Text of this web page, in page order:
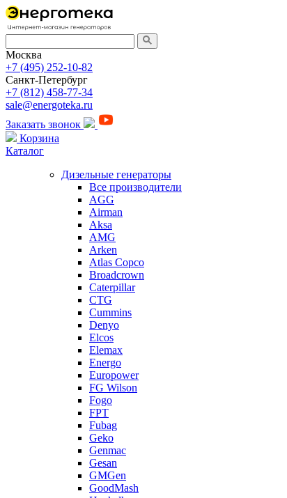
Москва
+7 (495) 252-10-82
Санкт-Петербург
+7 (812) 458-77-34
sale@energoteka.ru
Заказать звонок
Корзина
Каталог
Дизельные генераторы
Все производители
AGG
Airman
Aksa
AMG
Arken
Atlas Copco
Broadcrown
Caterpillar
CTG
Cummins
Denyo
Elcos
Elemax
Energo
Europower
FG Wilson
Fogo
FPT
Fubag
Geko
Genmac
Gesan
GMGen
GoodMash